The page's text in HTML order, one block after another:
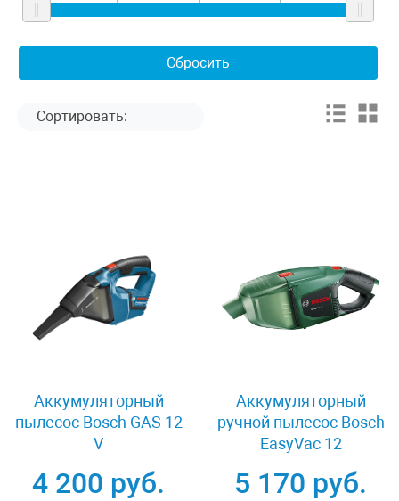
Аккумуляторный
пылесос Bosch GAS 12
V
4 200 руб.
Аккумуляторный
ручной пылесос Bosch
EasyVac 12
5 170 руб.